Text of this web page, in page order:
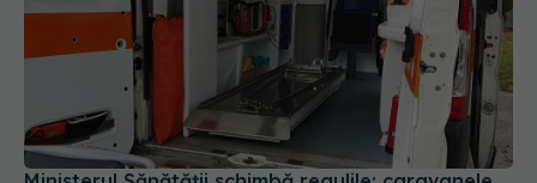
Ministerul Sănătății schimbă regulile: caravanele
medicale vor putea ajunge și în școli fără
autorizație sanitară